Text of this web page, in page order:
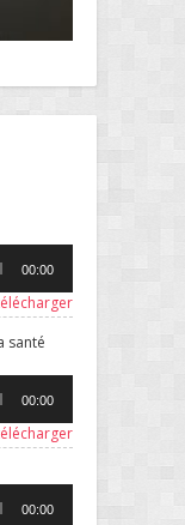
00:00
santé
00:00
00:00